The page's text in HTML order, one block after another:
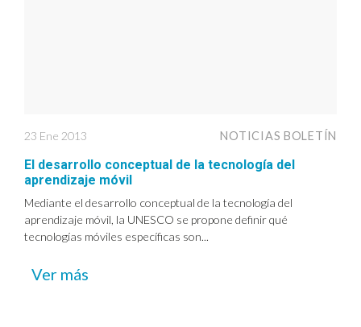
23 Ene 2013 NOTICIAS BOLETÍN
El desarrollo conceptual de la tecnología del
aprendizaje móvil
Mediante el desarrollo conceptual de la tecnología del
aprendizaje móvil, la UNESCO se propone definir qué
tecnologías móviles específicas son...
Ver más